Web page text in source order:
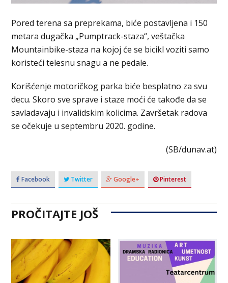
Pored terena sa preprekama, biće postavljena i 150
metara dugačka „Pumptrack-staza“, veštačka
Mountainbike-staza na kojoj će se bicikl voziti samo
koristeći telesnu snagu a ne pedale.
Korišćenje motoričkog parka biće besplatno za svu
decu. Skoro sve sprave i staze moći će takođe da se
savladavaju i invalidskim kolicima. Završetak radova
se očekuje u septembru 2020. godine.
(SB/dunav.at)
Facebook Twitter Google+ Pinterest
PROČITAJTE JOŠ